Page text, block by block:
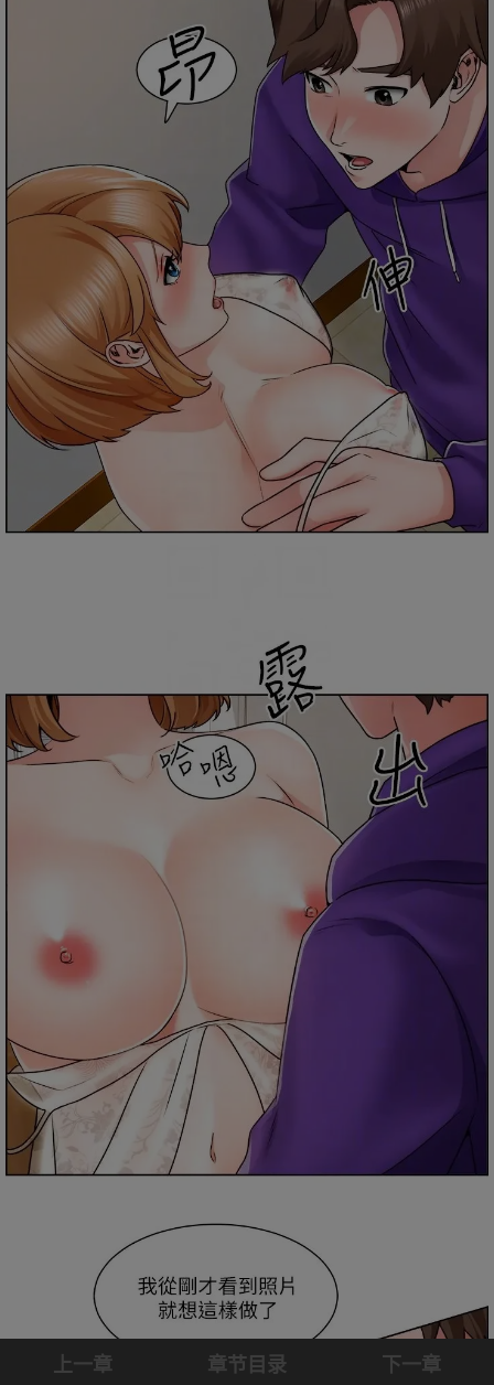
上一章 章节目录 下一章